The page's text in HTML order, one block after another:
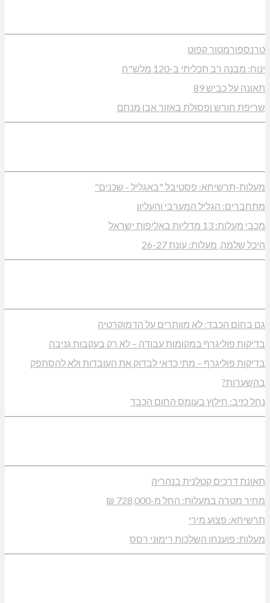
טרנספורמטור קפוט
ינוח: מבנה רב תכליתי ב-120 מלש"ח
תאונה על כביש 89
שריפת חורש ופסולת באזור אבן מנחם
מעלות-תרשיחא: פסטיבל "באגליל - שכנים"
מתחברים: הגליל המערבי והעליון
מכבי מעלות: 13 מדליות באליפות ישראל
היכל שלמה, מעלות: עונת 26-27
גם בחום הכבד: לא מוותרים על הדמוקרטיה
בדיקות פוליגרף במקומות עבודה – לא רק בעקבות גניבה
בדיקות פוליגרף – מתי כדאי לבדוק את העובדות ולא להסתפק
בהשערות?
נחל כזיב: חילוץ בעומס החום הכבד
תאונת דרכים קטלנית בנהריה
מחיר מטרה במעלות: החל מ-728,000 ₪
תרשיחא: פצוע מירי
מעלות: פוענחו השלכות רימוני רסס